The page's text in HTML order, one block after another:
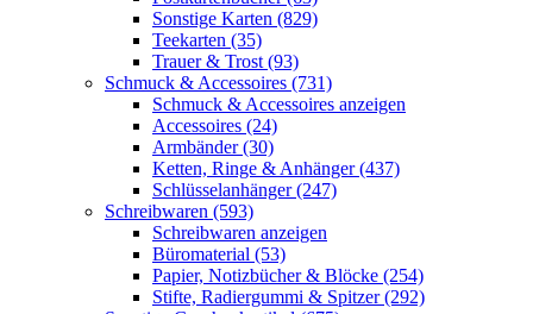
Sonstige Karten (829)
Teekarten (35)
Trauer & Trost (93)
Schmuck & Accessoires (731)
Schmuck & Accessoires anzeigen
Accessoires (24)
Armbänder (30)
Ketten, Ringe & Anhänger (437)
Schlüsselanhänger (247)
Schreibwaren (593)
Schreibwaren anzeigen
Büromaterial (53)
Papier, Notizbücher & Blöcke (254)
Stifte, Radiergummi & Spitzer (292)